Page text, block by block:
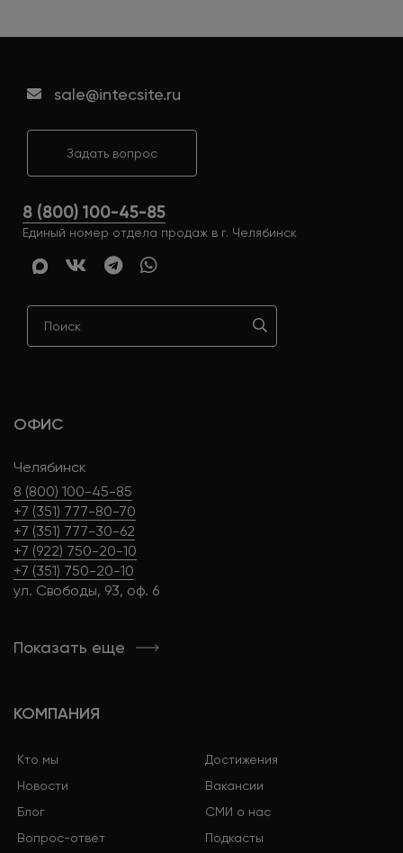
sale@intecsite.ru
Задать вопрос
8 (800) 100-45-85
Единый номер отдела продаж в г. Челябинск
ОФИС
Челябинск
8 (800) 100-45-85
+7 (351) 777-80-70
+7 (351) 777-30-62
+7 (922) 750-20-10
+7 (351) 750-20-10
ул. Свободы, 93, оф. 6
Показать еще
КОМПАНИЯ
Кто мы
Достижения
Новости
Вакансии
Блог
СМИ о нас
Вопрос-ответ
Подкасты